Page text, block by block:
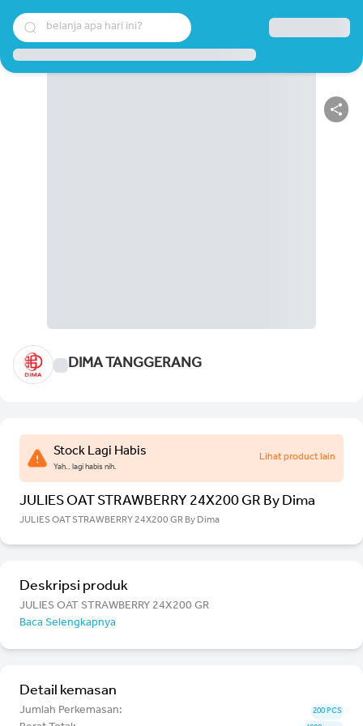
belanja apa hari ini?
DIMA TANGGERANG
Stock Lagi Habis
Yah.. lagi habis nih.
Lihat product lain
JULIES OAT STRAWBERRY 24X200 GR By Dima
JULIES OAT STRAWBERRY 24X200 GR By Dima
Deskripsi produk
JULIES OAT STRAWBERRY 24X200 GR
Baca Selengkapnya
Detail kemasan
Jumlah Perkemasan: 200 PCS